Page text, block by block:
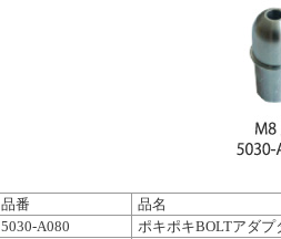
品番
品名
5030-A080
ポキポキBOLTアダプ